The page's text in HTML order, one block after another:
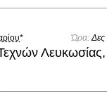
* Ώρα:Δες